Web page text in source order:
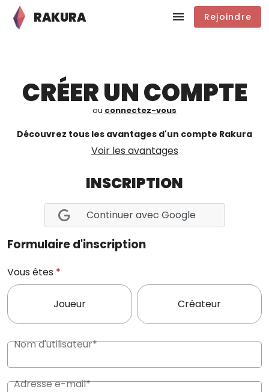
RAKURA Rejoindre
CRÉER UN COMPTE
ou connectez-vous
Découvrez tous les avantages d'un compte Rakura
Voir les avantages
INSCRIPTION
Continuer avec Google
Formulaire d'inscription
Vous êtes *
Joueur Créateur
Nom d'utilisateur*
Adresse e-mail*